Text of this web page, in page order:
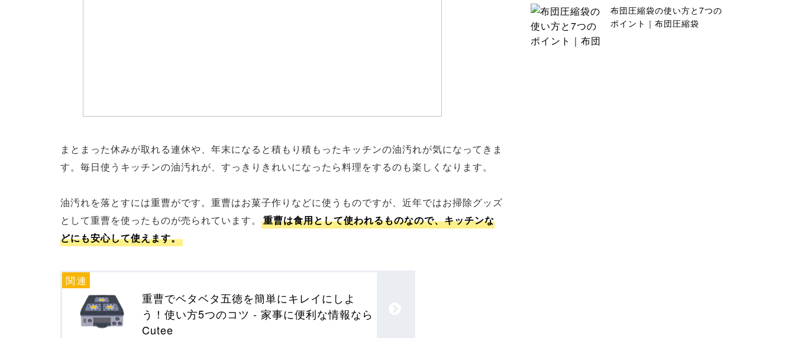
まとまった休みが取れる連休や、年末になると積もり積もったキッチンの油汚れが気になってきま
す。毎日使うキッチンの油汚れが、すっきりきれいになったら料理をするのも楽しくなります。
油汚れを落とすには重曹がです。重曹はお菓子作りなどに使うものですが、近年ではお掃除グッズ
として重曹を使ったものが売られています。
重曹は食用として使われるものなので、キッチンな
どにも安心して使えます。
重曹でベタベタ五徳を簡単にキレイにしよ
う！使い方5つのコツ - 家事に便利な情報なら
Cutee
布団圧縮袋の使い方と7つの
ポイント｜布団圧縮袋